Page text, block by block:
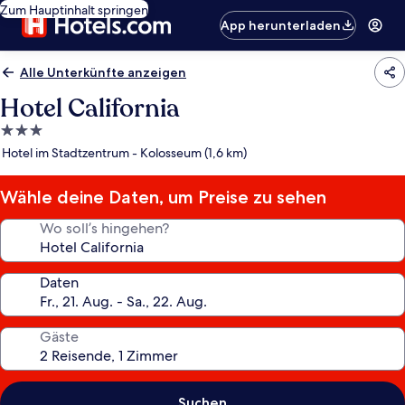
Zum Hauptinhalt springen
App herunterladen
Alle Unterkünfte anzeigen
Hotel California
3.0-
Sterne-
Hotel im Stadtzentrum - Kolosseum (1,6 km)
Wähle deine Daten, um Preise zu sehen
Wo soll’s hingehen?
Daten
Gäste